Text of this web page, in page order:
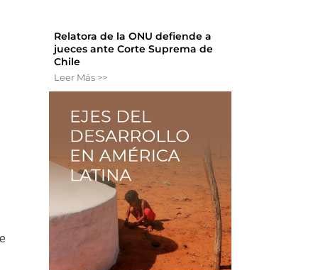
Relatora de la ONU defiende a
jueces ante Corte Suprema de
Chile
Leer Más >>